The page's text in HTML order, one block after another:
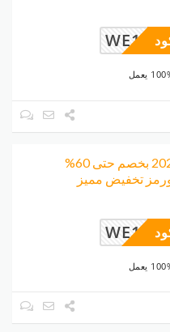
WE14
يعمل
كود خصم جملة 2026 بخصم حتى 60%
تخفيض مميز
WE14
يعمل